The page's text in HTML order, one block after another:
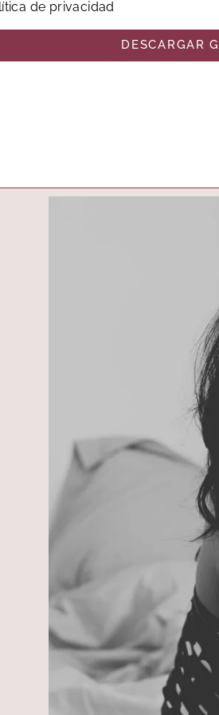
de privacidad
DESCARGAR